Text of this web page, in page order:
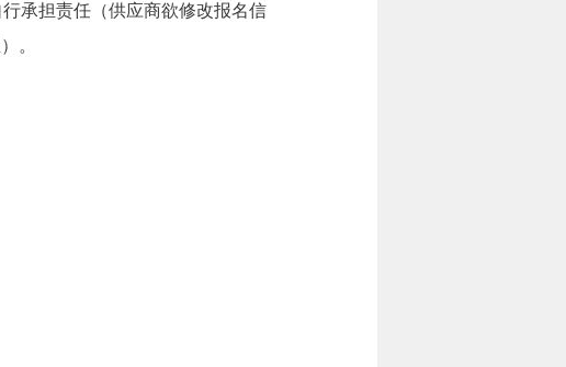
承担责任（供应商欲修改报名信
。